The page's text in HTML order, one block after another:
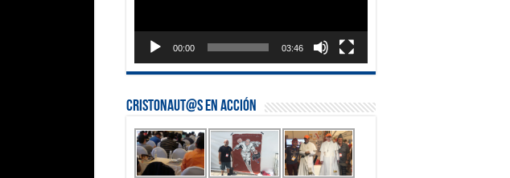
00:00 03:46
Cristonaut@s en Acción